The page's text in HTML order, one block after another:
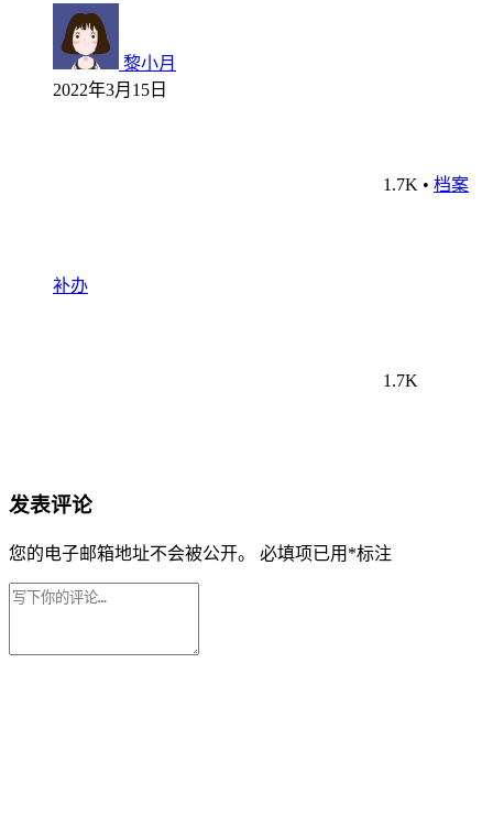
黎小月
2022年3月15日
1.7K • 档案
补办
1.7K
发表评论
您的电子邮箱地址不会被公开。 必填项已用 *标注